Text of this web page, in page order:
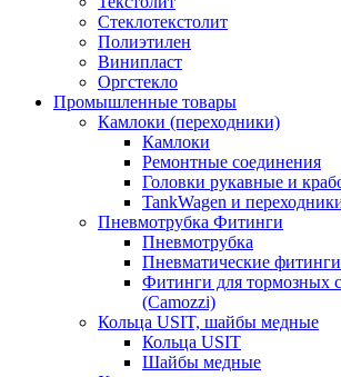
Стеклотекстолит
Полиэтилен
Винипласт
Оргстекло
Промышленные товары
Камлоки (переходники)
Камлоки
Ремонтные соединения
Головки рукавные и
TankWagen и
Пневмотрубка Фитинги
Пневмотрубка
Пневматические
Фитинги для тормозных
(Camozzi)
Кольца USIT, шайбы медные
Кольца USIT
Шайбы медные